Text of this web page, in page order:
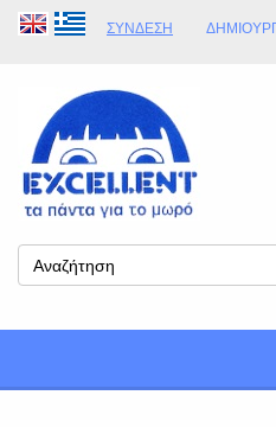
ΣΎΝΔΕΣΗ
ΩΡΆΡΙΟ
ΦΥΣΙΚΌ